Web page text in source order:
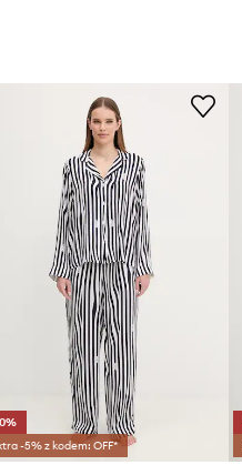
-5% z kodem: OFF*